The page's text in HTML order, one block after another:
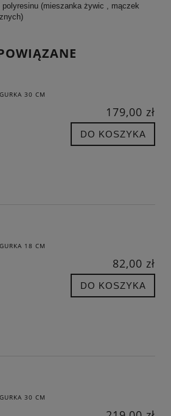
polyresinu (mieszanka żywic , mączek
30 CM
179,00 zł
DO KOSZYKA
18 CM
82,00 zł
DO KOSZYKA
30 CM